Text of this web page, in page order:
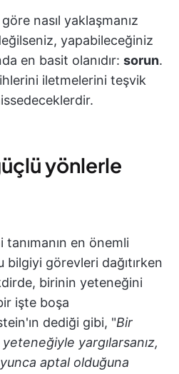
nasıl yaklaşmanız
yapabileceğiniz
en basit olanıdır: sorun.
iletmelerini teşvik
yönlerle
tanımanın en önemli
görevleri dağıtırken
birinin yeteneğini
işte boşa
dediği gibi, "Bir
yeteneğiyle yargılarsanız,
aptal olduğuna